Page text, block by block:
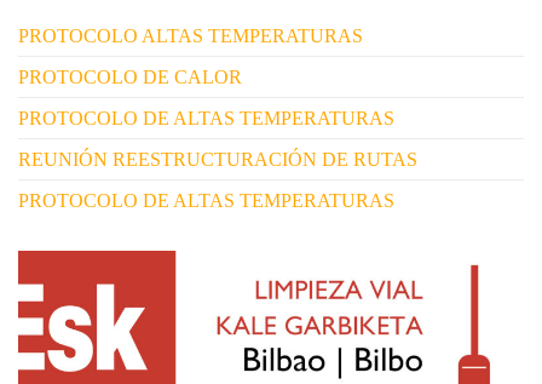
PROTOCOLO ALTAS TEMPERATURAS
PROTOCOLO DE CALOR
PROTOCOLO DE ALTAS TEMPERATURAS
REUNIÓN REESTRUCTURACIÓN DE RUTAS
PROTOCOLO DE ALTAS TEMPERATURAS